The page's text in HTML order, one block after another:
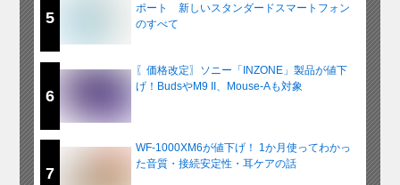
5
ポート 新しいスタンダードスマートフォン
のすべて
6
〖価格改定〗ソニー「INZONE」製品が値下
げ！BudsやM9 II、Mouse-Aも対象
7
WF-1000XM6が値下げ！ 1か月使ってわかっ
た音質・接続安定性・耳ケアの話